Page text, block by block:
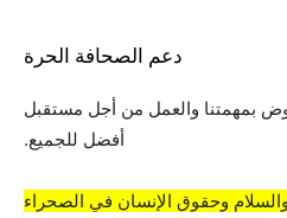
دعم الصحافة الحرة
بمهمتنا والعمل من أجل مستقبل
أفضل للجميع.
والسلام وحقوق الإنسان في الصحراء